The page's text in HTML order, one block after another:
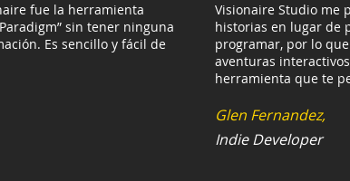
fue la herramienta
sin tener ninguna
Es sencillo y fácil de
Visionaire Studio me
historias en lugar de
programar, por lo
aventuras
herramienta que te
Glen Fernandez,
Indie Developer